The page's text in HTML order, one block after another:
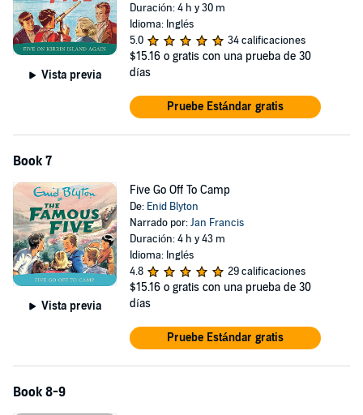
Vista previa
Duración: 4 h y 30 m
Idioma: Inglés
5.0
34 calificaciones
$15.16 o gratis con una prueba de 30
días
Pruebe Estándar gratis
Book 7
Vista previa
Five Go Off To Camp
De: Enid Blyton
Narrado por:Jan Francis
Duración: 4 h y 43 m
Idioma: Inglés
4.8
29 calificaciones
$15.16 o gratis con una prueba de 30
días
Pruebe Estándar gratis
Book 8-9